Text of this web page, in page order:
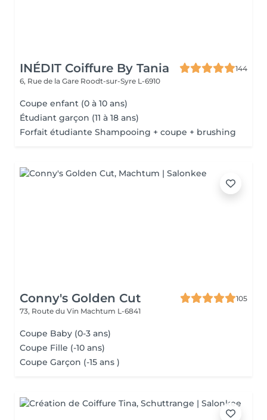
INÉDIT Coiffure By Tania
144
6, Rue de la Gare Roodt-sur-Syre L-6910
Coupe enfant (0 à 10 ans)
Étudiant garçon (11 à 18 ans)
Forfait étudiante Shampooing + coupe + brushing
Conny's Golden Cut
105
73, Route du Vin Machtum L-6841
Coupe Baby (0-3 ans)
Coupe Fille (-10 ans)
Coupe Garçon (-15 ans )